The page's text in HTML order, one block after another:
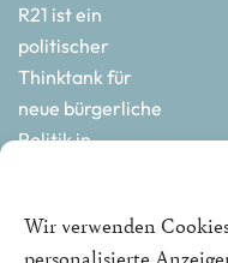
Wir verwenden
R21 ist ein
politischer
Thinktank für
neue bürgerliche
Politik in